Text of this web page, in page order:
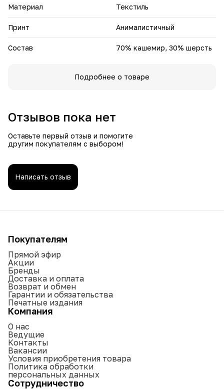
Материал Текстиль
Принт Анималистичный
Состав 70% кашемир, 30% шерсть
Подробнее о товаре
Отзывов пока нет
Оставьте первый отзыв и помогите
другим покупателям с выбором!
Написать отзыв
Покупателям
Прямой эфир
Акции
Бренды
Доставка и оплата
Возврат и обмен
Гарантии и обязательства
Печатные издания
Компания
О нас
Ведущие
Контакты
Вакансии
Условия приобретения товара
Политика обработки
персональных данных
Сотрудничество